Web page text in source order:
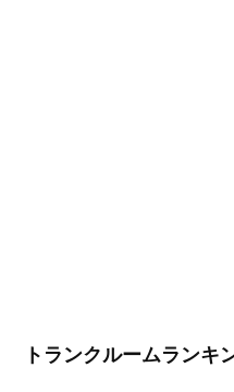
トランクルームランキ